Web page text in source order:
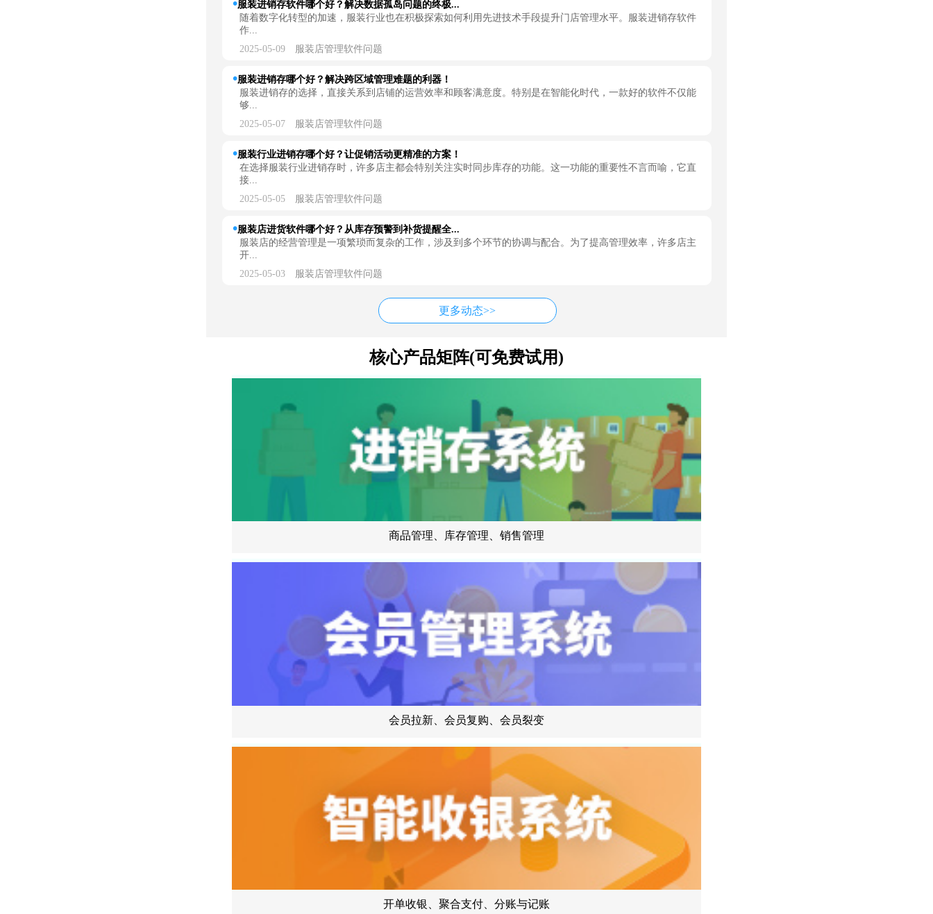
服装进销存软件哪个好？解决数据孤岛问题的终极...
随着数字化转型的加速，服装行业也在积极探索如何利用先进技术手段提升门店管理水平。服装进销存软件
作...
2025-05-09 服装店管理软件问题
服装进销存哪个好？解决跨区域管理难题的利器！
服装进销存的选择，直接关系到店铺的运营效率和顾客满意度。特别是在智能化时代，一款好的软件不仅能
够...
2025-05-07 服装店管理软件问题
服装行业进销存哪个好？让促销活动更精准的方案！
在选择服装行业进销存时，许多店主都会特别关注实时同步库存的功能。这一功能的重要性不言而喻，它直
接...
2025-05-05 服装店管理软件问题
服装店进货软件哪个好？从库存预警到补货提醒全...
服装店的经营管理是一项繁琐而复杂的工作，涉及到多个环节的协调与配合。为了提高管理效率，许多店主
开...
2025-05-03 服装店管理软件问题
更多动态>>
核心产品矩阵(可免费试用)
商品管理、库存管理、销售管理
会员拉新、会员复购、会员裂变
开单收银、聚合支付、分账与记账